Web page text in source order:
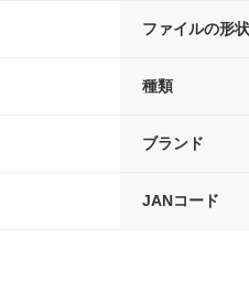
ファイルの形状
種類
ブランド
JANコード